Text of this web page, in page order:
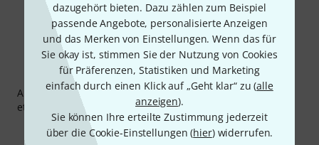
dazugehört bieten. Dazu zählen zum Beispiel
passende Angebote, personalisierte Anzeigen
und das Merken von Einstellungen. Wenn das für
Sie okay ist, stimmen Sie der Nutzung von Cookies
für Präferenzen, Statistiken und Marketing
einfach durch einen Klick auf „Geht klar“ zu (alle
anzeigen).
Sie können Ihre erteilte Zustimmung jederzeit
über die Cookie-Einstellungen (hier) widerrufen.
Thomann Newsletter
Abonniere den Thomann Newsletter und gewinne mit
etwas Glück einen von
50 Gutscheinen
Inspirierende Beiträge
Deals Thomann Insights